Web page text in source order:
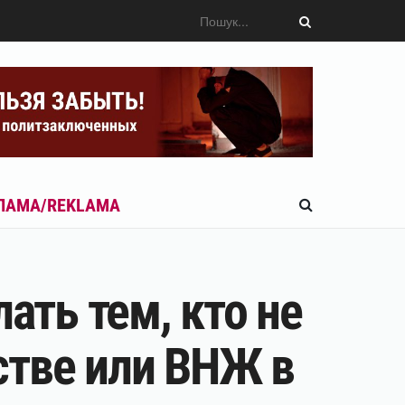
REKLAMA
тем, кто не
или ВНЖ в